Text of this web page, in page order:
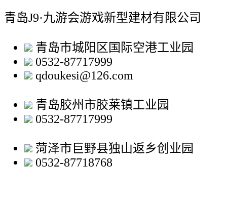
青岛J9·九游会游戏新型建材有限公司
青岛市城阳区国际空港工业园
0532-87717999
qdoukesi@126.com
青岛胶州市胶莱镇工业园
0532-87717999
菏泽市巨野县独山返乡创业园
0532-87718768